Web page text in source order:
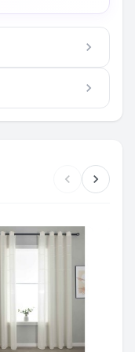
chevron_right
chevron_right
chevron_left chevron_right